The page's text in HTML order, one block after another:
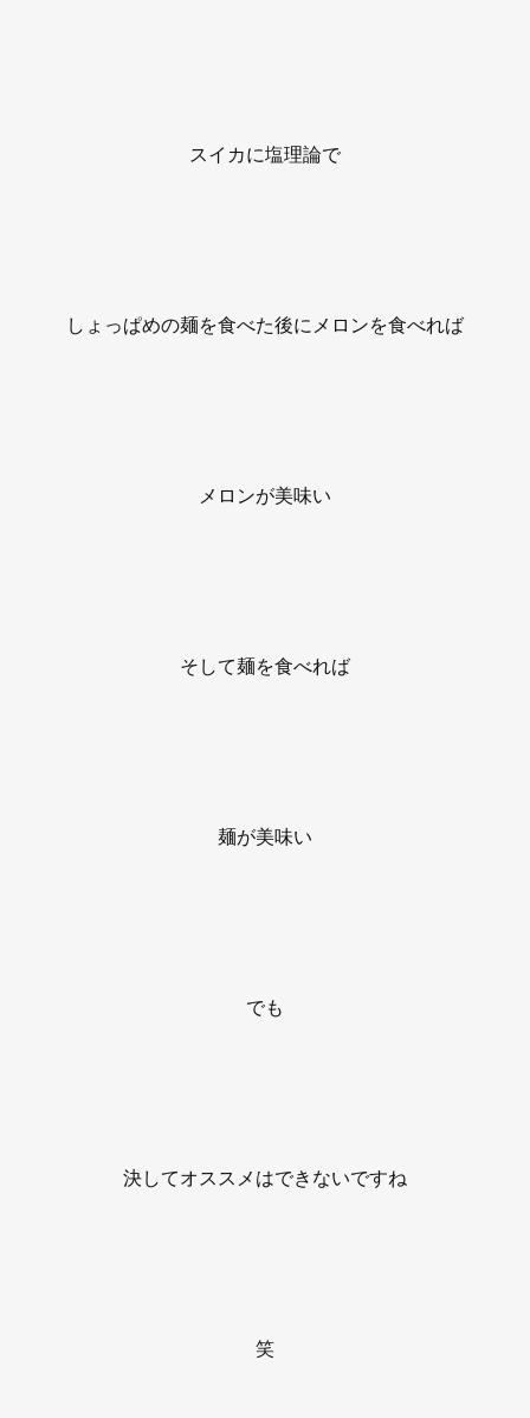
スイカに塩理論で
しょっぱめの麺を食べた後にメロンを食べれば
メロンが美味い
そして麺を食べれば
麺が美味い
でも
決してオススメはできないですね
笑